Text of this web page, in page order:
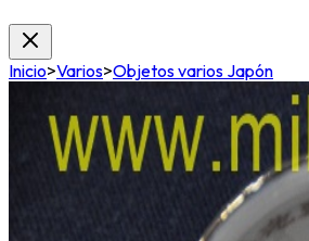
Inicio>Varios>Objetos varios Japón